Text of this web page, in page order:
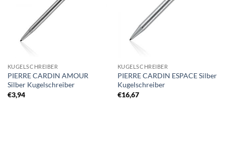
KUGELSCHREIBER
PIERRE CARDIN AMOUR
Silber Kugelschreiber
€3,94
KUGELSCHREIBER
PIERRE CARDIN ESPACE Silber
Kugelschreiber
€16,67